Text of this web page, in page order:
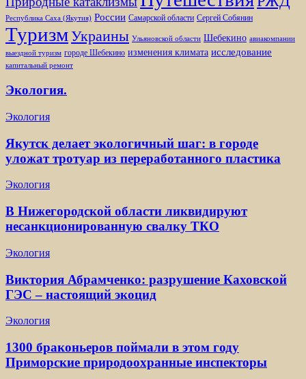
Республика Саха (Якутия) России Самарской области Сергей Собянин
ТуризмУкраины Ульяновской области Шебекино авиакомпании
выездной туризм городе Шебекино изменения климата исследование
капитальный ремонт
Экология.
Экология
Якутск делает экологичный шаг: в городе
уложат тротуар из переработанного пластика
Экология
В Нижегородской области ликвидируют
несанкционированную свалку ТКО
Экология
Виктория Абрамченко: разрушение Каховской
ГЭС – настоящий экоцид
Экология
1300 браконьеров поймали в этом году
Приморские природоохранные инспекторы